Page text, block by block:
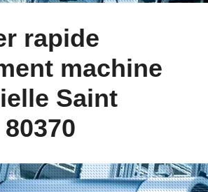
rapide
machine
Saint